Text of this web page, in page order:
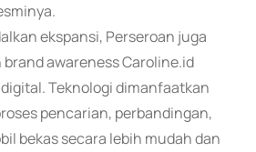
ekspansi, Perseroan juga
awareness Caroline.id
Teknologi dimanfaatkan
pencarian, perbandingan,
bekas secara lebih mudah dan